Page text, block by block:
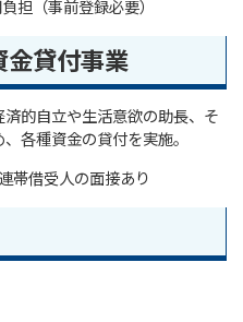
担（事前登録必要）
金貸付事業
的自立や生活意欲の助長、そ
各種資金の貸付を実施。
帯借受人の面接あり